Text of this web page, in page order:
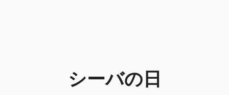
シーバの日